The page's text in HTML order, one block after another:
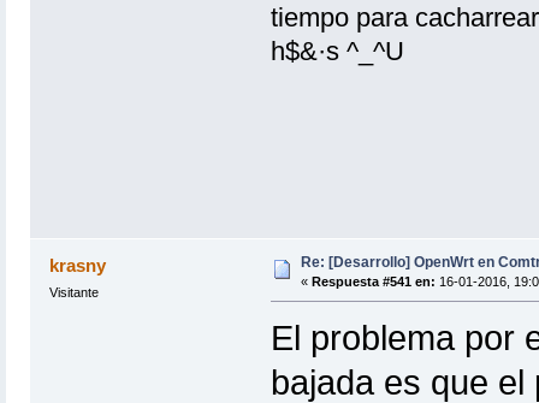
tiempo para
h$&·s ^_^U
krasny
Visitante
Re: [Desarrollo] OpenWrt en
« Respuesta #541 en: 16-01-2016,
El problema por
bajada es que